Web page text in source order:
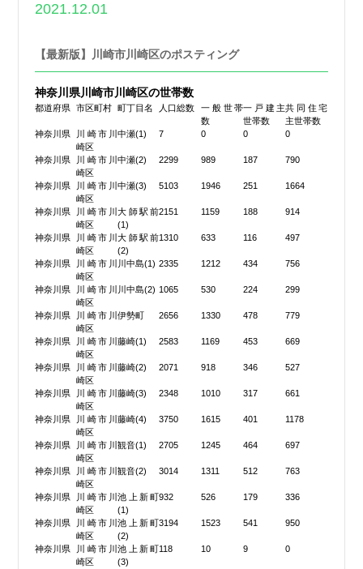
2021.12.01
【最新版】川崎市川崎区のポスティング
神奈川県川崎市川崎区の世帯数
都道府県 市区町村 町丁目名 人口総数
一般世帯
数
一戸建主
世帯数
共同住宅
主世帯数
神奈川県
川崎市川
崎区
中瀬(1) 7 0 0 0
神奈川県
川崎市川
崎区
中瀬(2) 2299 989 187 790
神奈川県
川崎市川
崎区
中瀬(3) 5103 1946 251 1664
神奈川県
川崎市川
崎区
大師駅前
(1)
2151 1159 188 914
神奈川県
川崎市川
崎区
大師駅前
(2)
1310 633 116 497
神奈川県
川崎市川
崎区
川中島(1) 2335 1212 434 756
神奈川県
川崎市川
崎区
川中島(2) 1065 530 224 299
神奈川県
川崎市川
崎区
伊勢町 2656 1330 478 779
神奈川県
川崎市川
崎区
藤崎(1) 2583 1169 453 669
神奈川県
川崎市川
崎区
藤崎(2) 2071 918 346 527
神奈川県
川崎市川
崎区
藤崎(3) 2348 1010 317 661
神奈川県
川崎市川
崎区
藤崎(4) 3750 1615 401 1178
神奈川県
川崎市川
崎区
観音(1) 2705 1245 464 697
神奈川県
川崎市川
崎区
観音(2) 3014 1311 512 763
神奈川県
川崎市川
崎区
池上新町
(1)
932 526 179 336
神奈川県
川崎市川
崎区
池上新町
(2)
3194 1523 541 950
神奈川県
川崎市川
崎区
池上新町
(3)
118 10 9 0